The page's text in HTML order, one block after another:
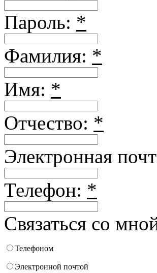
Пароль: *
Фамилия: *
Имя: *
Отчество: *
Электронная
Телефон: *
Связаться со
Телефоном
Электронной почтой